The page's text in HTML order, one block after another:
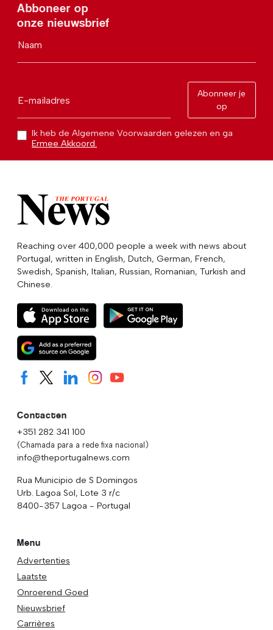
Abboneer op
onze nieuwsbrief
Naam
E-mailadres
Abonneer je
op
Ik heb de Algemene Voorwaarden gelezen en ga
Ermee Akkoord.
Reaching over 400,000 people a week with news about
Portugal, written in English, Dutch, German, French,
Swedish, Spanish, Italian, Russian, Romanian, Turkish and
Chinese.
Contacten
+351 282 341 100
(Chamada para a rede fixa nacional)
info@theportugalnews.com
Rua Municipio de S Domingos
Urb. Lagoa Sol, Lote 3 r/c
8400-357 Lagoa - Portugal
Menu
Advertenties
Laatste
Onroerend Goed
Nieuwsbrief
Carrières